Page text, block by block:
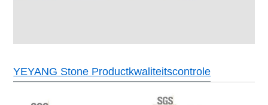
YEYANG Stone Productkwaliteitscontrole